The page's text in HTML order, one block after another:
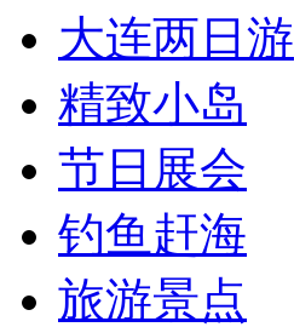
大连两日游
精致小岛
节日展会
钓鱼赶海
旅游景点